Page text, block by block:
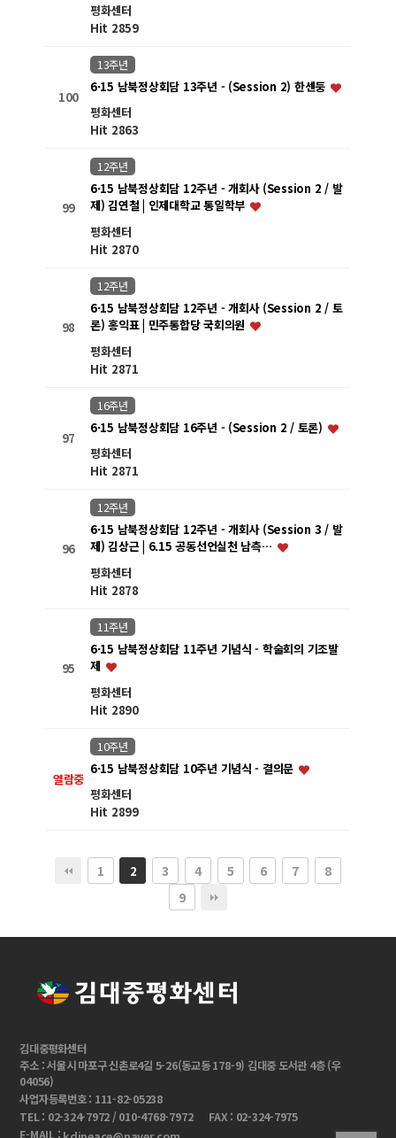
평화센터
Hit 2859
100
13주년
6·15 남북정상회담 13주년 - (Session 2) 한센둥
평화센터
Hit 2863
99
12주년
6·15 남북정상회담 12주년 - 개회사 (Session 2 / 발
제) 김연철 | 인제대학교 통일학부
평화센터
Hit 2870
98
12주년
6·15 남북정상회담 12주년 - 개회사 (Session 2 / 토
론) 홍익표 | 민주통합당 국회의원
평화센터
Hit 2871
97
16주년
6·15 남북정상회담 16주년 - (Session 2 / 토론)
평화센터
Hit 2871
96
12주년
6·15 남북정상회담 12주년 - 개회사 (Session 3 / 발
제) 김상근 | 6.15 공동선언실천 남측…
평화센터
Hit 2878
95
11주년
6·15 남북정상회담 11주년 기념식 - 학술회의 기조발
제
평화센터
Hit 2890
열람중
10주년
6·15 남북정상회담 10주년 기념식 - 결의문
평화센터
Hit 2899
1 2 3 4 5 6 7
8
9
김대중평화센터
주소 : 서울시 마포구 신촌로4길 5-26(동교동 178-9) 김대중 도서관 4층 (우
04056)
사업자등록번호 : 111-82-05238
TEL : 02-324-7972 / 010-4768-7972
FAX : 02-324-7975
E-MAIL :